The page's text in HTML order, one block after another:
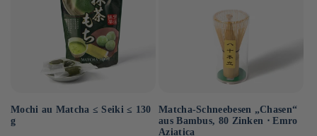
Mochi au Matcha ≤ Seiki ≤ 130
g
Matcha-Schneebesen „Chasen“
aus Bambus, 80 Zinken ⋅ Emro
Aziatica